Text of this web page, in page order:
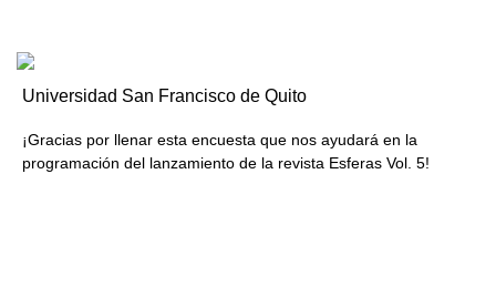
Universidad San Francisco de Quito
¡Gracias por llenar esta encuesta que nos ayudará en la
programación del lanzamiento de la revista Esferas Vol. 5!